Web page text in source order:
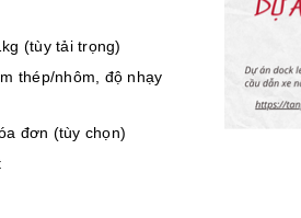
(tùy tải trọng)
thép/nhôm, độ nhạy
đơn (tùy chọn)